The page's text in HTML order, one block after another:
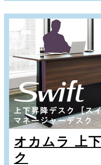
オカムラ 上
ク